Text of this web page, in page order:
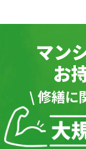
マン
お
\ 修繕に